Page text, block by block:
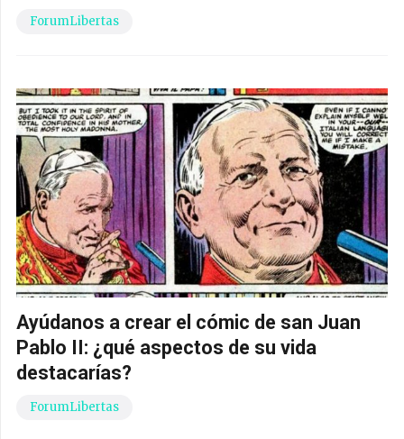
ForumLibertas
Ayúdanos a crear el cómic de san Juan
Pablo II: ¿qué aspectos de su vida
destacarías?
ForumLibertas